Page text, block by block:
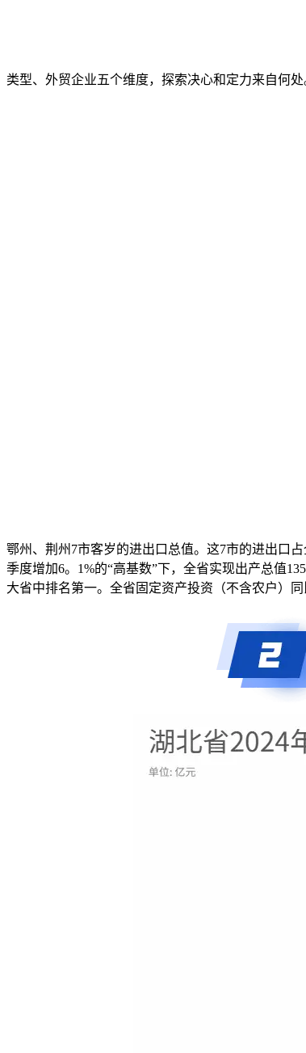
类型、外贸企业五个维度，探索决心和定力来自何处
鄂州、荆州7市客岁的进出口总值。这7市的进出口占
季度增加6。1%的“高基数”下，全省实现出产总值
大省中排名第一。全省固定资产投资（不含农户）